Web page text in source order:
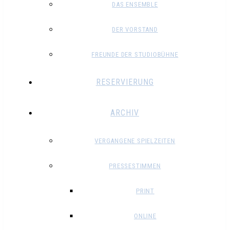
DAS ENSEMBLE
DER VORSTAND
FREUNDE DER STUDIOBÜHNE
RESERVIERUNG
ARCHIV
VERGANGENE SPIELZEITEN
PRESSESTIMMEN
PRINT
ONLINE